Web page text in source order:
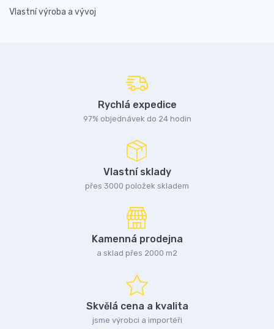
Vlastní výroba a vývoj
Rychlá expedice
97% objednávek do 24 hodin
Vlastní sklady
přes 3000 položek skladem
Kamenná prodejna
a sklad přes 2000 m2
Skvělá cena a kvalita
jsme výrobci a importéři